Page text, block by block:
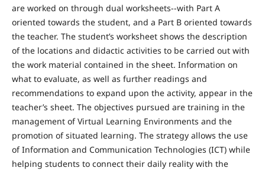
are worked on through dual worksheets--with Part A
oriented towards the student, and a Part B oriented towards
the teacher. The student’s worksheet shows the description
of the locations and didactic activities to be carried out with
the work material contained in the sheet. Information on
what to evaluate, as well as further readings and
recommendations to expand upon the activity, appear in the
teacher’s sheet. The objectives pursued are training in the
management of Virtual Learning Environments and the
promotion of situated learning. The strategy allows the use
of Information and Communication Technologies (ICT) while
helping students to connect their daily reality with the